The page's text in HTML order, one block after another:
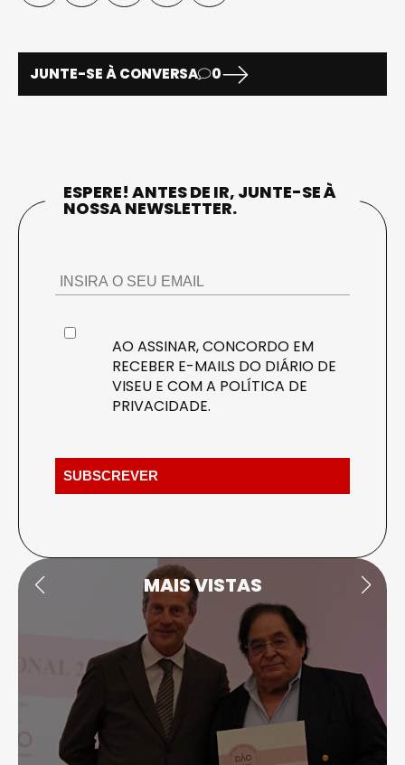
JUNTE-SE À CONVERSA 0
ESPERE! ANTES DE IR, JUNTE-SE À
NOSSA NEWSLETTER.
AO ASSINAR, CONCORDO EM
RECEBER E-MAILS DO DIÁRIO DE
VISEU E COM A POLÍTICA DE
PRIVACIDADE.
MAIS VISTAS